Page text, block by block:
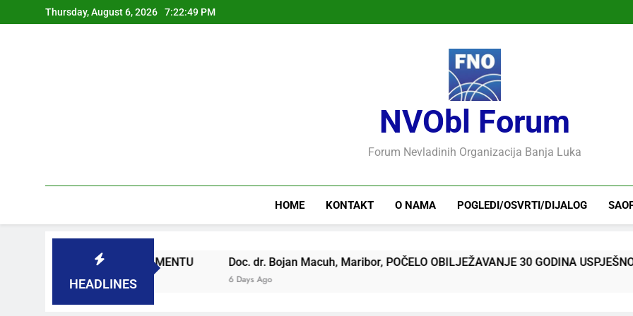
Thursday, August 6, 2026 7:22:50 PM
NVObl Forum
Forum Nevladinih Organizacija Banja Luka
HOME KONTAKT O NAMA POGLEDI/OSVRTI/DIJALOG
HEADLINES
PARLAMENTU Doc. dr. Bojan Macuh, Maribor, POČELO OBILJEŽAVANJE 30 GODINA USPJEŠNOG RADA I